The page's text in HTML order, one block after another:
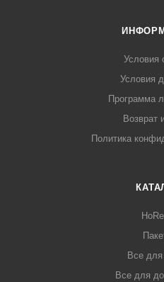
Условия
Условия
Программа
Возврат
Политика
Все для
Все для